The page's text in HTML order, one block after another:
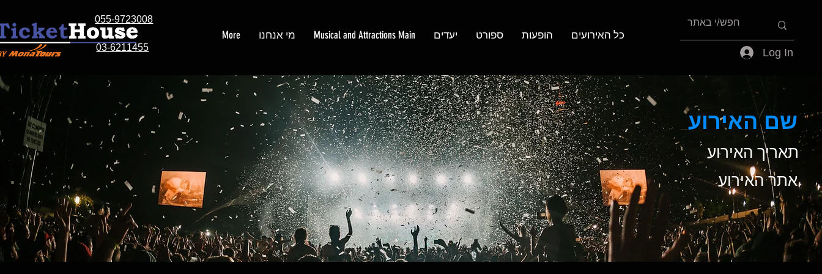
055-9723008
03-6211455
כל האירועים הופעות ספורט יעדים Musical and Attractions Main מי אנחנו
More
Log In
שם האירוע
תאריך האירוע
אתר האירוע